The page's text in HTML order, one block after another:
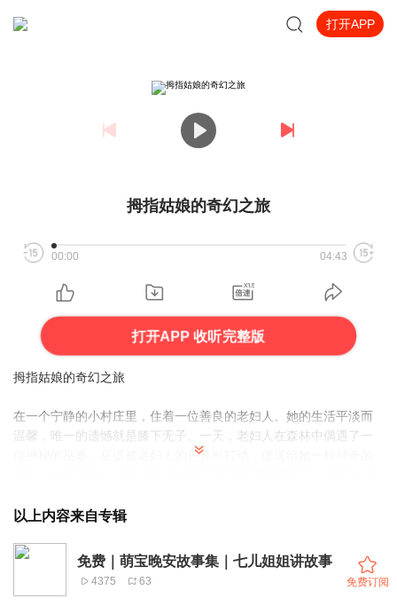
打开APP
拇指姑娘的奇幻之旅
00:00 04:43
打开APP 收听完整版
拇指姑娘的奇幻之旅
在一个宁静的小村庄里，住着一位善良的老妇人。她的生活平淡而
温馨，唯一的遗憾就是膝下无子。一天，老妇人在森林中偶遇了一
位神秘的巫婆。巫婆被老妇人的善良所打动，便送给她一粒神奇的
天都精心照料，浇水、施肥，满心期待着奇迹的发生。不久，麦粒
破土而出，迅速长成了一朵娇艳欲滴的大红花。老妇人凑近花朵，
惊喜地发现花蕊中，竟躺着一个拇指般大小的可爱姑娘，她的肌肤
以上内容来自专辑
免费｜萌宝晚安故事集｜七儿姐姐讲故事
4375 63 免费订阅